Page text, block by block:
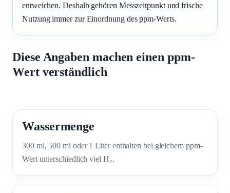
entweichen. Deshalb gehören Messzeitpunkt und frische
Nutzung immer zur Einordnung des ppm-Werts.
Diese Angaben machen einen ppm-
Wert verständlich
Wassermenge
300 ml, 500 ml oder 1 Liter enthalten bei gleichem ppm-
Wert unterschiedlich viel H₂.